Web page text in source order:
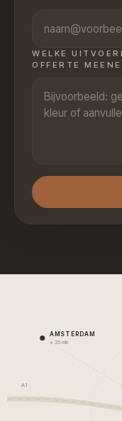
WELKE
OFFERTE
A1
AMSTERDAM
± 35 min